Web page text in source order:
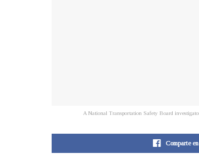
A National Transportation Safety Board
Comparte